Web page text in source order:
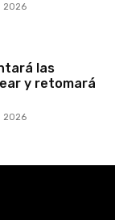
2026
las
y retomará
2026